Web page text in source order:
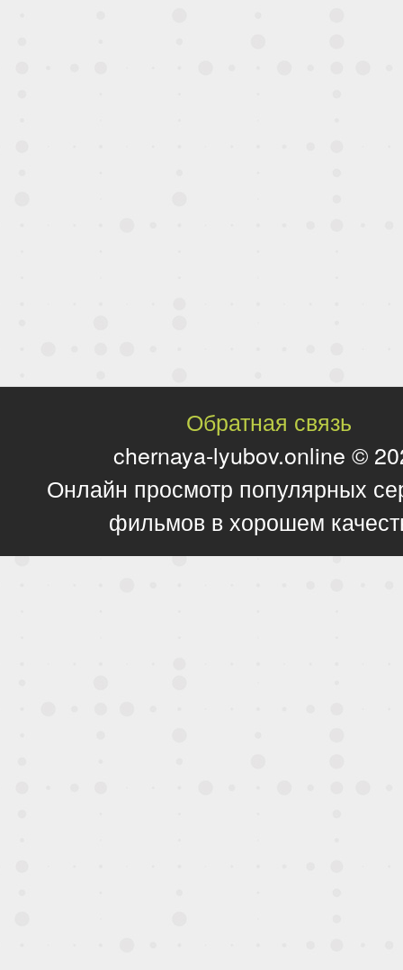
Обратная связь
chernaya-lyubov.online ©
Онлайн просмотр популярных
фильмов в хорошем